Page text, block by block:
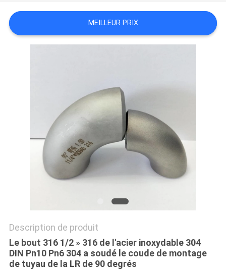
CONTACT
POLITIQUE
DE
CONFIDENTIALITÉ
MEILLEUR PRIX
Description de produit
Le bout 316 1/2 » 316 de l'acier inoxydable 304
DIN Pn10 Pn6 304 a soudé le coude de montage
de tuyau de la LR de 90 degrés